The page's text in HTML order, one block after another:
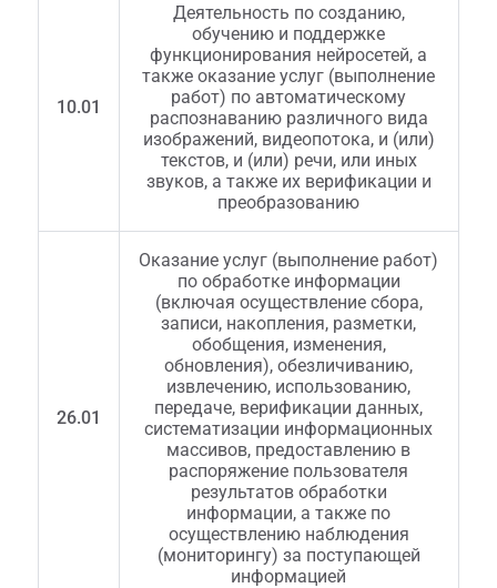
10.01
Деятельность по созданию,
обучению и поддержке
функционирования нейросетей, а
также оказание услуг (выполнение
работ) по автоматическому
распознаванию различного вида
изображений, видеопотока, и (или)
текстов, и (или) речи, или иных
звуков, а также их верификации и
преобразованию
26.01
Оказание услуг (выполнение работ)
по обработке информации
(включая осуществление сбора,
записи, накопления, разметки,
обобщения, изменения,
обновления), обезличиванию,
извлечению, использованию,
передаче, верификации данных,
систематизации информационных
массивов, предоставлению в
распоряжение пользователя
результатов обработки
информации, а также по
осуществлению наблюдения
(мониторингу) за поступающей
информацией